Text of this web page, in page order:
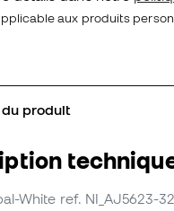
aux produits
produit
White ref. NI_AJ5623-